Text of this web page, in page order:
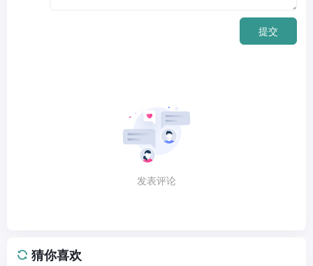
提交
发表评论
猜你喜欢